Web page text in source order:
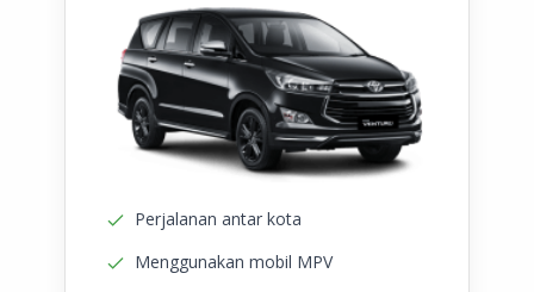
Perjalanan antar kota
Menggunakan mobil MPV